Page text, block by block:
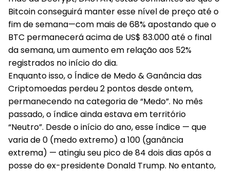
Bitcoin conseguirá manter esse nível de preço até o
fim de semana—com mais de 68% apostando que o
BTC permanecerá acima de US$ 83.000 até o final
da semana, um aumento em relação aos 52%
registrados no início do dia.
Enquanto isso, o Índice de Medo & Ganância das
Criptomoedas perdeu 2 pontos desde ontem,
permanecendo na categoria de “Medo”. No mês
passado, o índice ainda estava em território
“Neutro”. Desde o início do ano, esse índice — que
varia de 0 (medo extremo) a 100 (ganância
extrema) — atingiu seu pico de 84 dois dias após a
posse do ex-presidente Donald Trump. No entanto,